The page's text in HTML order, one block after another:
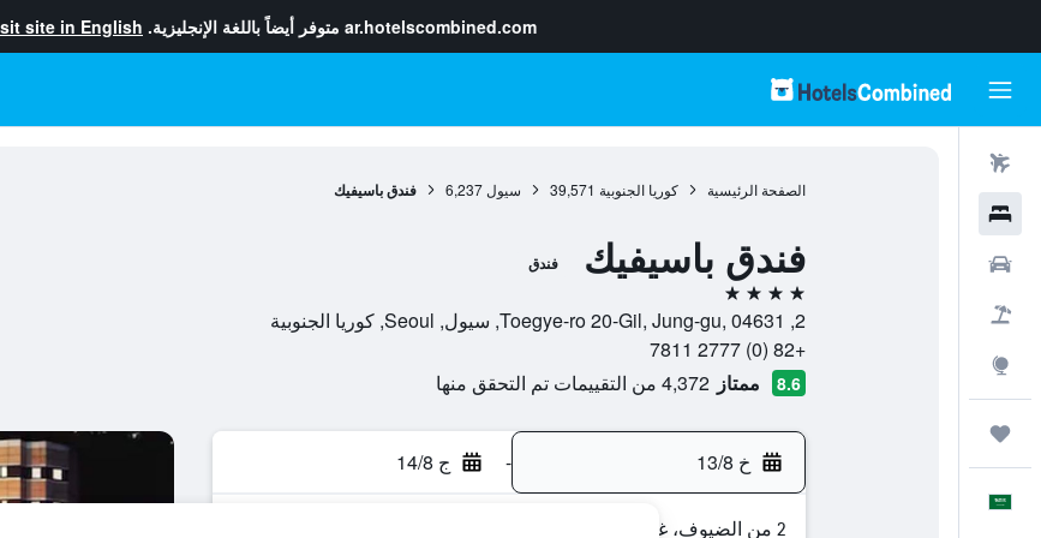
ar.hotelscombined.com متوفر أيضاً باللغة الإنجليزية. site in English
الصفحة الرئيسية كوريا الجنوبية 39,571 سيول 6,237 فندق باسيفيك
فندق باسيفيك فندق
4 نجوم
2, Toegye-ro 20-Gil, Jung-gu, 04631, سيول, Seoul, كوريا الجنوبية
+82 (0) 2777 7811
8.6 ممتاز 4,372 من التقييمات تم التحقق منها
خ 13/8 - ج 14/8
2 من الضيوف، غرفة واحدة